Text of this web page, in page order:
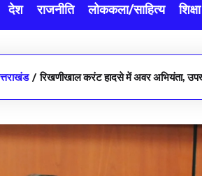
देश राजनीति लोककला/साहित्य शिक्षा
/ रिखणीखाल करंट हादसे में अवर अभियंता,